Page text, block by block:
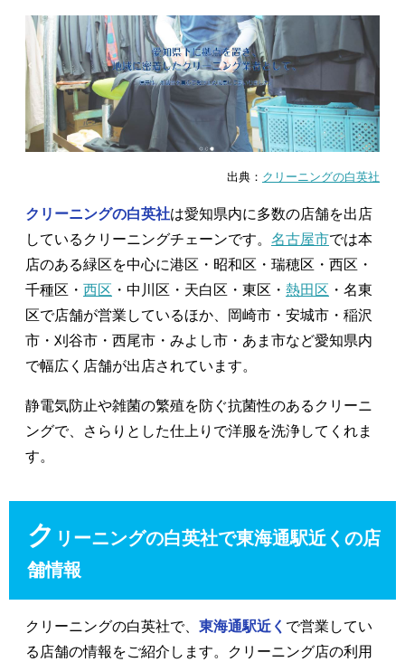
出典： クリーニングの白英社
クリーニングの白英社は愛知県内に多数の店舗を出店
しているクリーニングチェーンです。 名古屋市では本
店のある緑区を中心に港区・昭和区・瑞穂区・西区・
千種区・ 西区 ・中川区・天白区・東区・ 熱田区 ・名東
区で店舗が営業しているほか、岡崎市・安城市・稲沢
市・刈谷市・西尾市・みよし市・あま市など愛知県内
で幅広く店舗が出店されています。
静電気防止や雑菌の繁殖を防ぐ抗菌性のあるクリーニ
ングで、さらりとした仕上りで洋服を洗浄してくれま
す。
ク リーニングの白英社で東海通駅近くの店
舗情報
クリーニングの白英社で、 東海通駅近く で営業してい
る店舗の情報をご紹介します。クリーニング店の利用